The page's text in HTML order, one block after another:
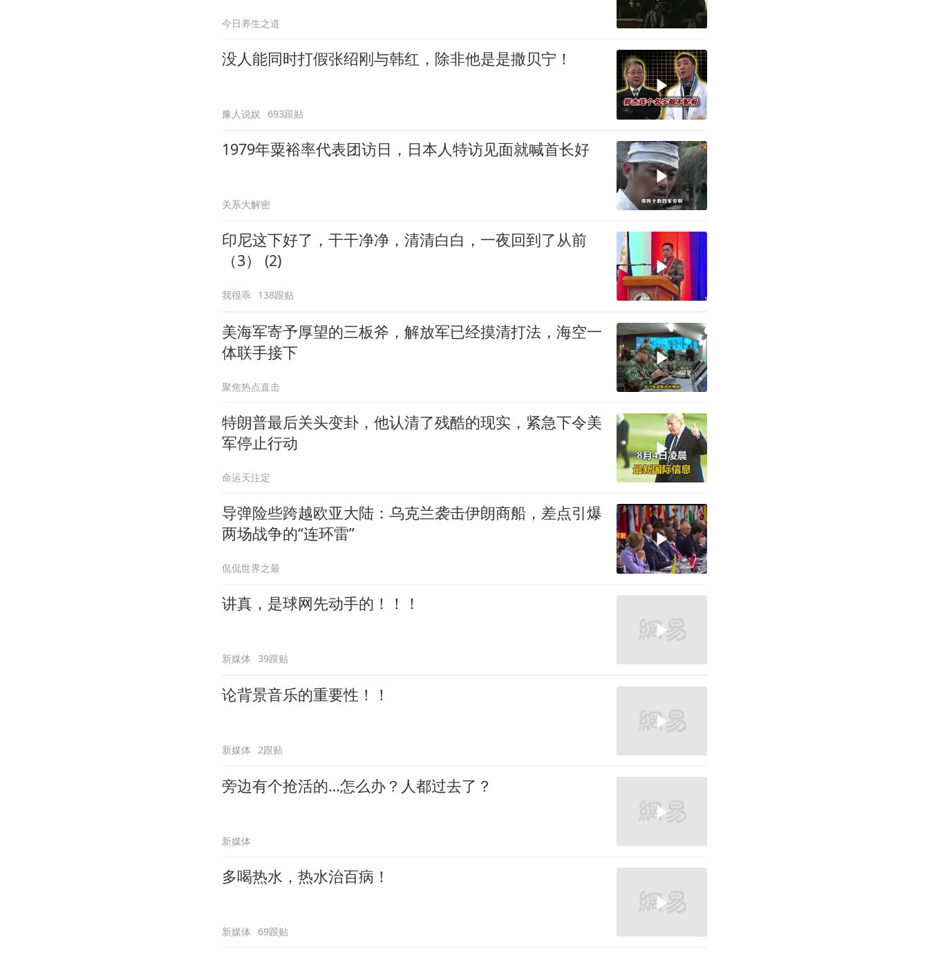
今日养生之道
没人能同时打假张绍刚与韩红，除非他是是撒贝宁！
豫人说娱 693跟贴
1979年粟裕率代表团访日，日本人特访见面就喊首长好
关系大解密
印尼这下好了，干干净净，清清白白，一夜回到了从前
（3） (2)
我很乖 138跟贴
美海军寄予厚望的三板斧，解放军已经摸清打法，海空一
体联手接下
聚焦热点直击
特朗普最后关头变卦，他认清了残酷的现实，紧急下令美
军停止行动
命运天注定
导弹险些跨越欧亚大陆：乌克兰袭击伊朗商船，差点引爆
两场战争的“连环雷”
侃侃世界之最
讲真，是球网先动手的！！！
新媒体 39跟贴
论背景音乐的重要性！！
新媒体 2跟贴
旁边有个抢活的…怎么办？人都过去了？
新媒体
多喝热水，热水治百病！
新媒体 69跟贴